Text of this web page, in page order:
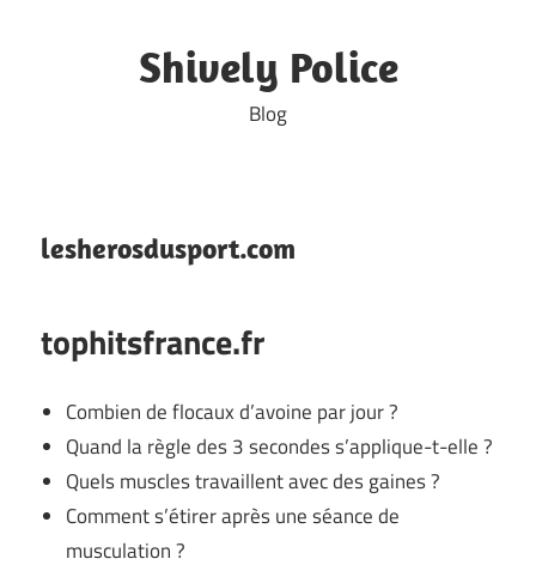
Shively Police
Blog
lesherosdusport.com
tophitsfrance.fr
Combien de flocaux d’avoine par jour ?
Quand la règle des 3 secondes s’applique-t-elle ?
Quels muscles travaillent avec des gaines ?
Comment s’étirer après une séance de
musculation ?